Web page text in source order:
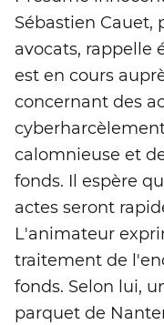
Sébastien Cauet,
avocats, rappelle
est en cours
concernant des
calomnieuse et
fonds. Il espère
actes seront
L'animateur
traitement de
fonds. Selon lui,
parquet de